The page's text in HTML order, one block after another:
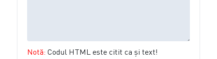
Notă: Codul HTML este citit ca şi text!